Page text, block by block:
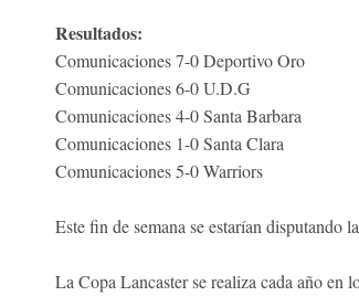
Resultados:
Comunicaciones 7-0 Deportivo Oro
Comunicaciones 6-0 U.D.G
Comunicaciones 4-0 Santa Barbara
Comunicaciones 1-0 Santa Clara
Comunicaciones 5-0 Warriors
Este fin de semana se estarían disputando
La Copa Lancaster se realiza cada año en